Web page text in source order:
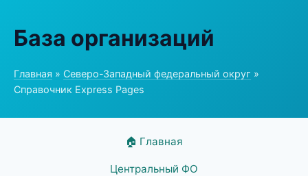
База организаций
Главная » Северо-Западный федеральный округ »
Справочник Express Pages
🏠 Главная
Центральный ФО